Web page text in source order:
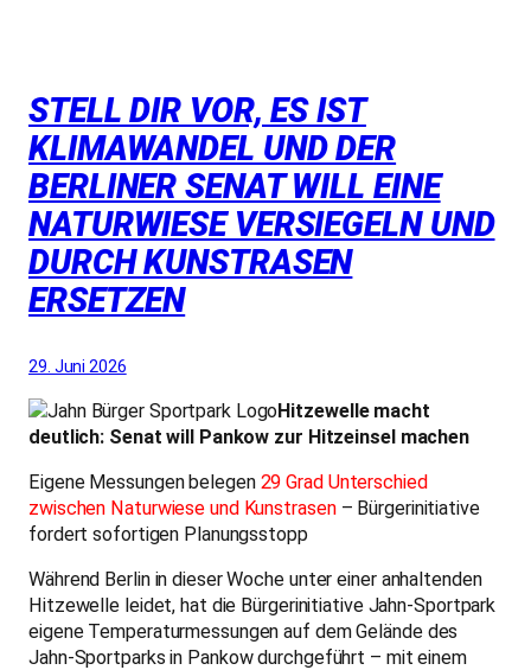
STELL DIR VOR, ES IST
KLIMAWANDEL UND DER
BERLINER SENAT WILL EINE
NATURWIESE VERSIEGELN UND
DURCH KUNSTRASEN
ERSETZEN
29. Juni 2026
Hitzewelle macht
deutlich: Senat will Pankow zur Hitzeinsel machen
Eigene Messungen belegen 29 Grad Unterschied
zwischen Naturwiese und Kunstrasen– Bürgerinitiative
fordert sofortigen Planungsstopp
Während Berlin in dieser Woche unter einer anhaltenden
Hitzewelle leidet, hat die Bürgerinitiative Jahn-Sportpark
eigene Temperaturmessungen auf dem Gelände des
Jahn-Sportparks in Pankow durchgeführt – mit einem